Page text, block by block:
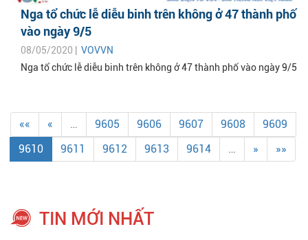
Nga tổ chức lễ diễu binh trên không ở 47 thành phố
vào ngày 9/5
08/05/2020 | VOVVN
Nga tổ chức lễ diễu binh trên không ở 47 thành phố vào ngày 9/5
«« « … 9605 9606 9607 9608
9609
9610
9611 9612 9613 9614 … » »»
TIN MỚI NHẤT